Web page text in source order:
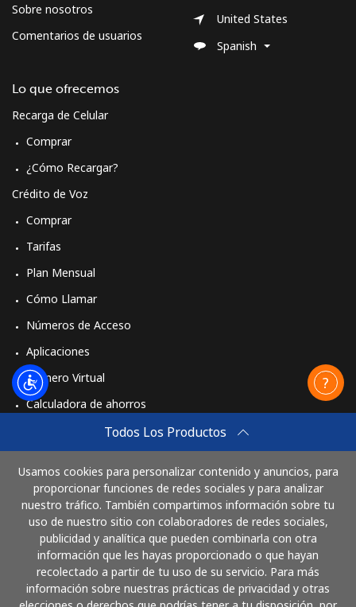
Todos Los Productos
Usamos cookies para personalizar contenido y anuncios, para
proporcionar funciones de redes sociales y para analizar
nuestro tráfico. También compartimos información sobre tu
uso de nuestro sitio con colaboradores de redes sociales,
publicidad y analítica que pueden combinarla con otra
información que les hayas proporcionado o que hayan
recolectado a partir de tu uso de su servicio. Para más
información sobre nuestras prácticas de privacidad y otras
Sobre nosotros
Comentarios de usuarios
Lo que ofrecemos
Recarga de Celular
Comprar
¿Cómo Recargar?
Crédito de Voz
Comprar
Tarifas
Plan Mensual
Cómo Llamar
Números de Acceso
Aplicaciones
Número Virtual
Calculadora de ahorros
Comprar
Cómo funciona
United States
Spanish
Paga con